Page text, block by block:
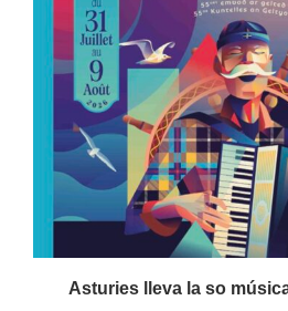
Asturies lleva la so